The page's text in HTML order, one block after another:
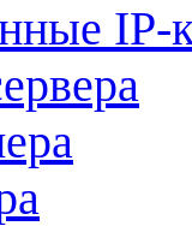
IP-